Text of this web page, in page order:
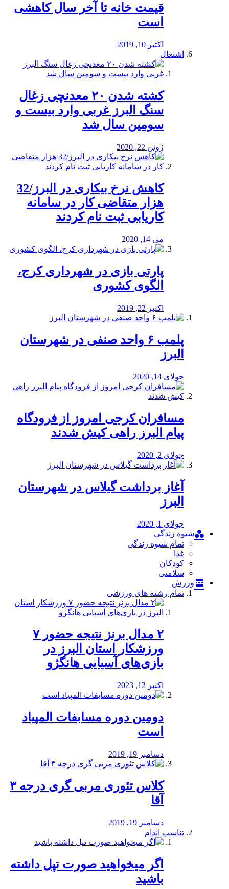
قیمت خانه تا آخر سال کاهشی
است
اکتبر 10, 2019
اشتغال
کشته شدن ۲۰ معدنچی زغال
سنگ البرز غربی وارد بیست و
سومین سال شد
ژوئن 22, 2020
کاهش نرخ بیکاری در البرز/32
هزار متقاضی کار در سامانه
کاریابی ثبت نام کردند
می 14, 2020
پارتی بازی در شهرداری کرج،
الگوی کشوری
اکتبر 22, 2019
پلمب ۶ واحد صنفی در شهرستان
البرز
جولای 14, 2020
مسافران کرجی امروز از فرودگاه
پیام البرز راهی کیش شدند
جولای 2, 2020
آغاز برداشت گیلاس در شهرستان
البرز
جولای 1, 2020
شیوه زندگی
تمام شیوه زندگی
غذا
کودکان
سلامتی
ورزش
تمام رشته های ورزشی
۲ مدال برنز نتیجه حضور ۷
ورزشکار استان البرز در
بازی‌های آسیایی هانگژو
اکتبر 12, 2023
دومین دوره مسابفات المپیاد
است
دسامبر 19, 2019
کلاس تئوری مربی گری درجه ۳
آقا
دسامبر 19, 2019
تناسب اندام
اگر میخواهید صورت تپل داشته
باشید